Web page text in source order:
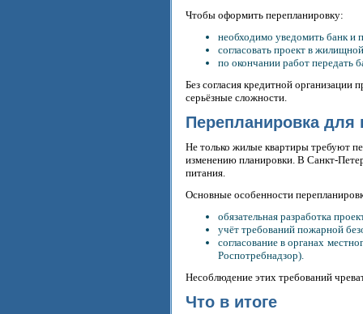
Чтобы оформить перепланировку:
необходимо уведомить банк и
согласовать проект в
по окончании работ передать
Без согласия кредитной
серьёзные сложности.
Перепланировка
Не только жилые квартиры требуют
изменению планировки. В Санкт-
питания.
Основные особенности
обязательная разработка
учёт требований пожарной
согласование в органах
Роспотребнадзор).
Несоблюдение этих требований
Что в итоге